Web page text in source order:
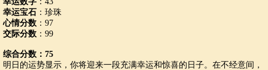
幸运宝石 ：珍珠
心情分数 ：97
交际分数 ：99
综合分数：75
明日的运势显示，你将迎来一段充满幸运和惊喜的日子。在不经意间，